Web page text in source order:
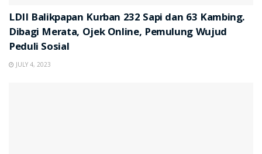
LDII Balikpapan Kurban 232 Sapi dan 63 Kambing.
Dibagi Merata, Ojek Online, Pemulung Wujud
Peduli Sosial
JULY 4, 2023